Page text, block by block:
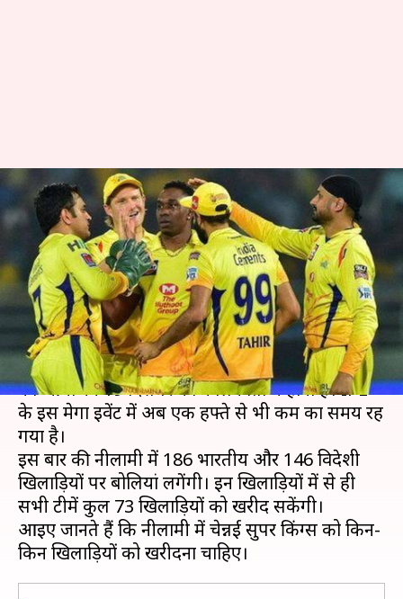
IPL 2020: नीलामी में इन खिलाड़ियों
को खरीदना चाहेगी CSK, गेंदबाज़ी
को मज़बूत करना रहेगा मकसद
लेखन मोहम्मद वाहिद Dec 13, 2019 07:24 pm
क्या है खबर?
इंडियन प्रीमियर लीग (IPL) के 13वें सीज़न के लिए नीलामी
का आयोजन 19 दिसंबर को कोलकाता में होना है। IPL
के इस मेगा इवेंट में अब एक हफ्ते से भी कम का समय रह
गया है।
इस बार की नीलामी में 186 भारतीय और 146 विदेशी
खिलाड़ियों पर बोलियां लगेंगी। इन खिलाड़ियों में से ही
सभी टीमें कुल 73 खिलाड़ियों को खरीद सकेंगी।
आइए जानते हैं कि नीलामी में चेन्नई सुपर किंग्स को किन-